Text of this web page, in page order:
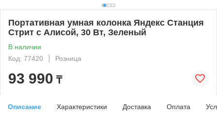
Портативная умная колонка Яндекс Станция
Стрит с Алисой, 30 Вт, Зеленый
В наличии
Код: 77420
Розница
93 990 ₸
Описание Характеристики Доставка Оплата